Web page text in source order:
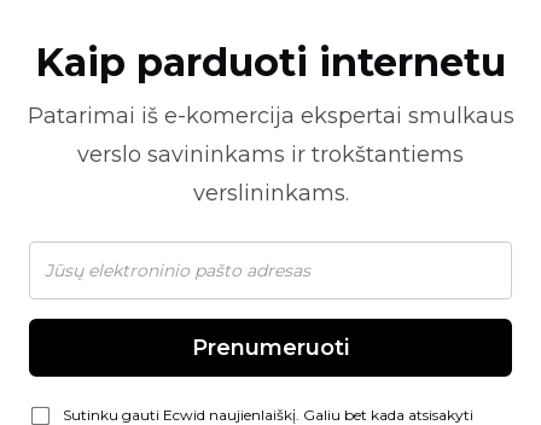
Kaip parduoti internetu
Patarimai iš e-komercija ekspertai smulkaus
verslo savininkams ir trokštantiems
verslininkams.
Prenumeruoti
Sutinku gauti Ecwid naujienlaiškį. Galiu bet kada atsisakyti